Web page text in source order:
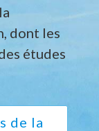
dont les
études
de la